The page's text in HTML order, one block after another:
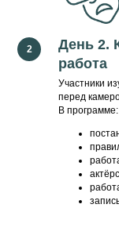
День 2.
работа
Участники
перед
В программе: